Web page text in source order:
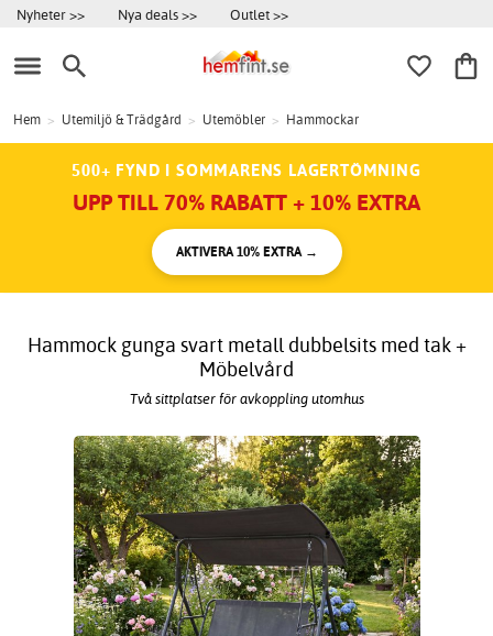
Nyheter >> Nya deals >> Outlet >>
Hem > Utemiljö & Trädgård > Utemöbler > Hammockar
500+ FYND I SOMMARENS LAGERTÖMNING
UPP TILL 70% RABATT + 10% EXTRA
AKTIVERA 10% EXTRA →
Hammock gunga svart metall dubbelsits med tak +
Möbelvård
Två sittplatser för avkoppling utomhus